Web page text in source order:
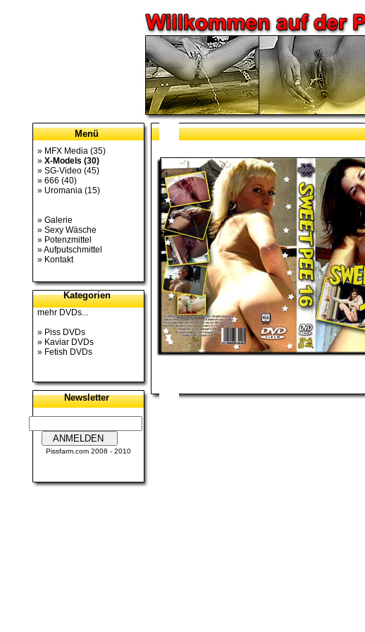
Menü
» MFX Media(35)
» X-Models (30)
» SG-Video(45)
» 666 (40)
» Uromania(15)
» Galerie
» Sexy Wäsche
» Potenzmittel
»Aufputschmittel
» Kontakt
Kategorien
mehr DVDs...
» Piss DVDs
» Kaviar DVDs
» Fetish DVDs
Newsletter
Pissfarm.com2008 - 2010